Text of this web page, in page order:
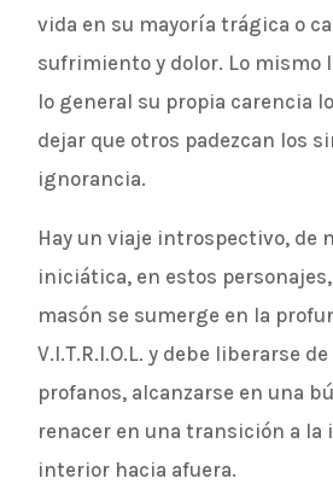
vida en su mayoría trágica o
sufrimiento y dolor. Lo mismo
lo general su propia carencia
dejar que otros padezcan los
ignorancia.
Hay un viaje introspectivo, de
iniciática, en estos
masón se sumerge en la
V.I.T.R.I.O.L. y debe liberarse
profanos, alcanzarse en una
renacer en una transición a la
interior hacia afuera.